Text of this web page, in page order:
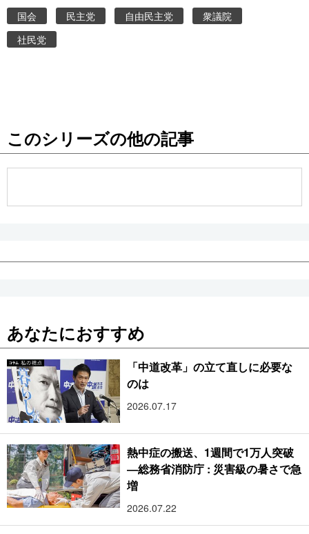
国会 民主党 自由民主党
衆議院
社民党
このシリーズの他の記事
あなたにおすすめ
「中道改革」の立て直しに必要な
のは
2026.07.17
熱中症の搬送、1週間で1万人突破
―総務省消防庁 : 災害級の暑さで急
増
2026.07.22